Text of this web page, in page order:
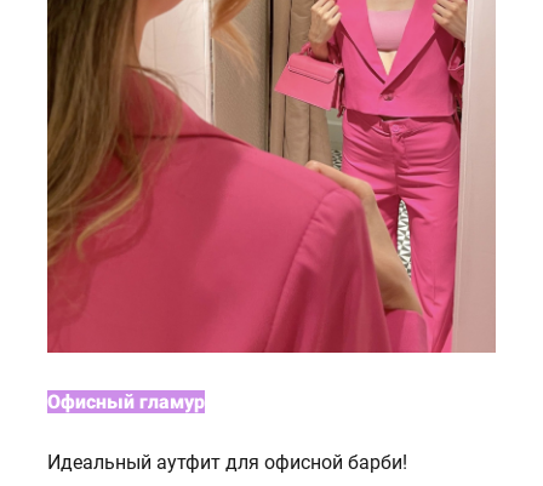
Офисный гламур
Идеальный аутфит для офисной барби!